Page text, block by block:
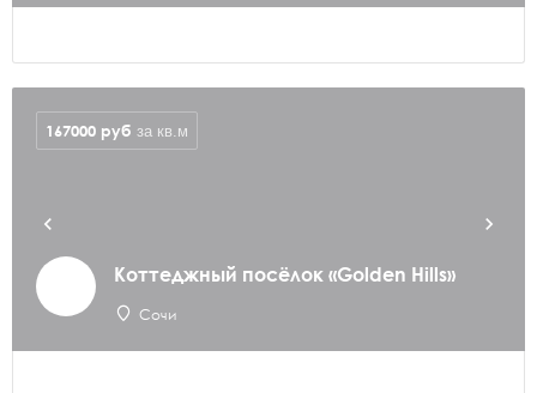
Коттеджный посёлок «Golden Hills»
Сочи
167000 руб за кв.м